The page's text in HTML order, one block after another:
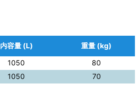
内容量 (L)
重量 (kg)
1050
80
1050
70